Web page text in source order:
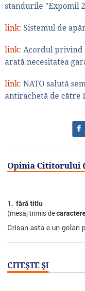
standurile "Expomil
link: Sistemul de
link: Acordul privind
arată necesitatea
link: NATO salută
antirachetă de către
Opinia Cititorului
1. fără titlu
(mesaj trimis de
Crisan asta e un golan
CITEŞTE ŞI